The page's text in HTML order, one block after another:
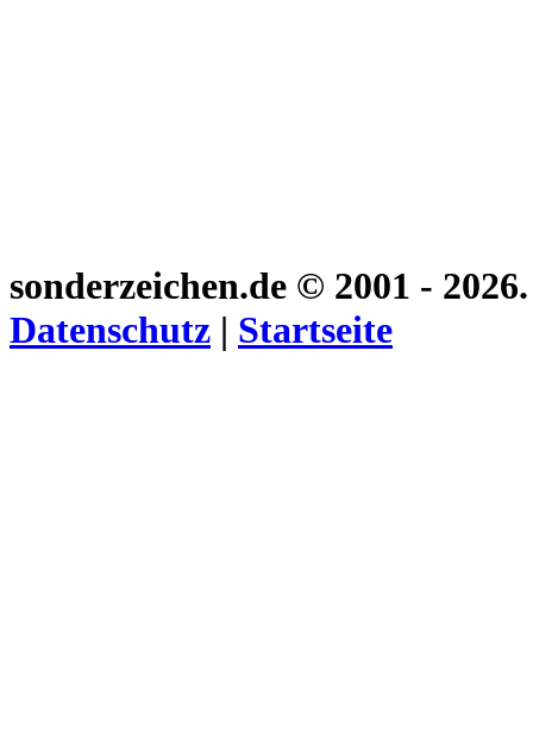
sonderzeichen.de © 2001 -
Datenschutz | Startseite